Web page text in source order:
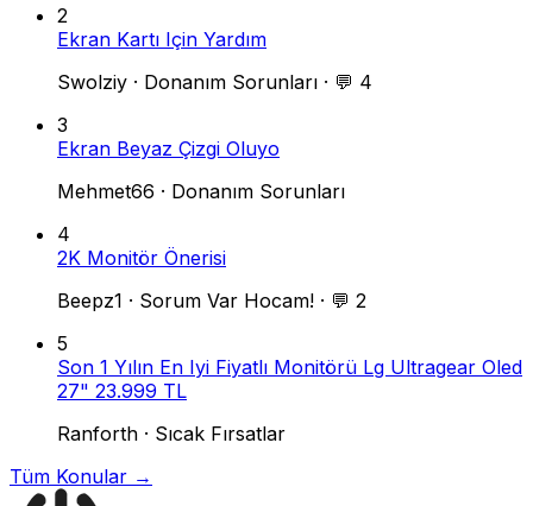
2
Ekran Kartı Için Yardım
Swolziy · Donanım Sorunları · 💬 4
3
Ekran Beyaz Çizgi Oluyo
Mehmet66 · Donanım Sorunları
4
2K Monitör Önerisi
Beepz1 · Sorum Var Hocam! · 💬 2
5
Son 1 Yılın En Iyi Fiyatlı Monitörü Lg Ultragear Oled
27" 23.999 TL
Ranforth · Sıcak Fırsatlar
Tüm Konular →